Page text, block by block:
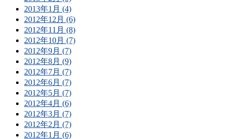
2013年1月 (4)
2012年12月 (6)
2012年11月 (8)
2012年10月 (7)
2012年9月 (7)
2012年8月 (9)
2012年7月 (7)
2012年6月 (7)
2012年5月 (7)
2012年4月 (6)
2012年3月 (7)
2012年2月 (7)
2012年1月 (6)